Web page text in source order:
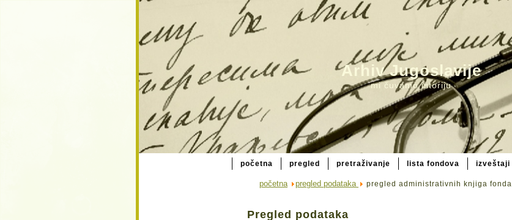
Arhiv Jugoslavije
mi čuvamo istoriju
početna pregled pretraživanje lista fondova izveštaji
početna pregled podataka pregled administrativnih knjiga fonda
Pregled podataka